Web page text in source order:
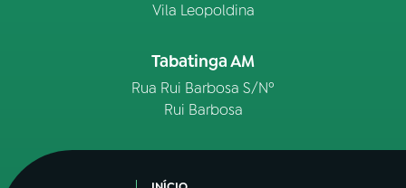
Vila Leopoldina
Tabatinga AM
Rua Rui Barbosa S/Nº
Rui Barbosa